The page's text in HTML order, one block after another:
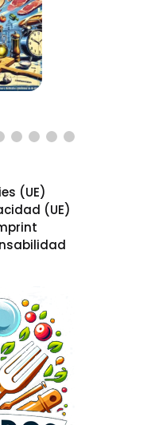
(UE)
(UE)